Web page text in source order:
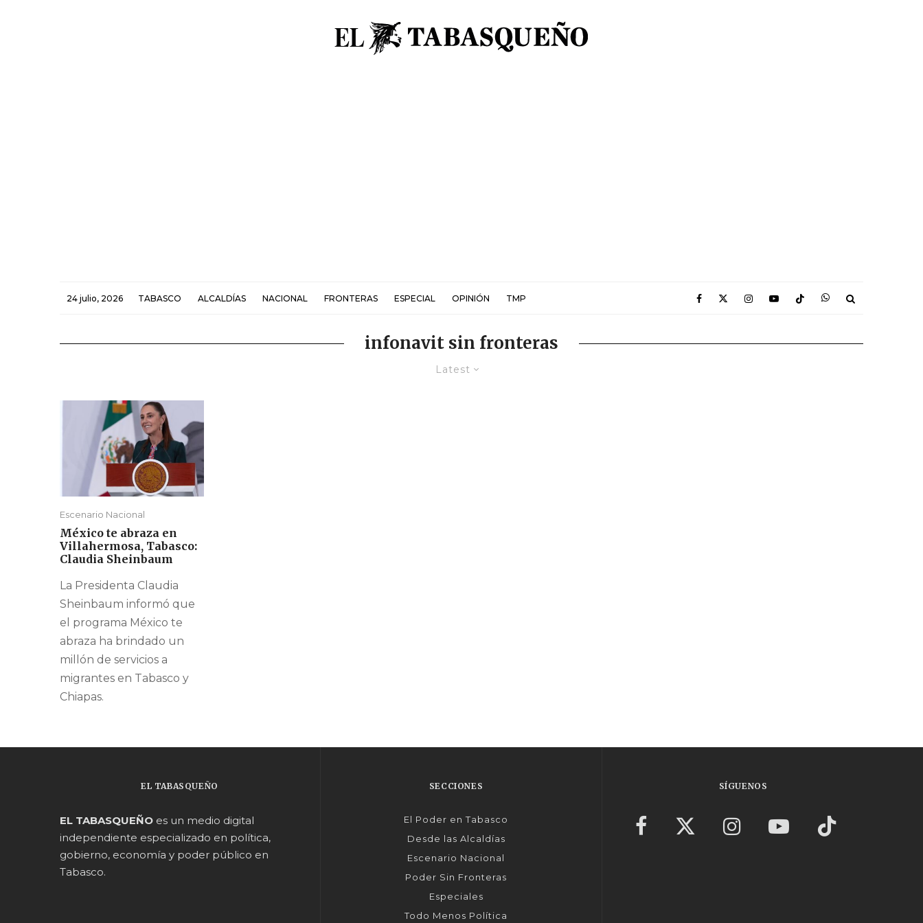
24 julio, 2026 TABASCO ALCALDÍAS NACIONAL FRONTERAS ESPECIAL OPINIÓN TMP
infonavit sin fronteras
Latest
Escenario Nacional
México te abraza en
Villahermosa, Tabasco:
Claudia Sheinbaum
La Presidenta Claudia
Sheinbaum informó que
el programa México te
abraza ha brindado un
millón de servicios a
migrantes en Tabasco y
Chiapas.
EL TABASQUEÑO
EL TABASQUEÑO es un medio digital
independiente especializado en política,
gobierno, economía y poder público en
Tabasco.
SECCIONES
El Poder en Tabasco
Desde las Alcaldías
Escenario Nacional
Poder Sin Fronteras
Especiales
Todo Menos Política
SÍGUENOS